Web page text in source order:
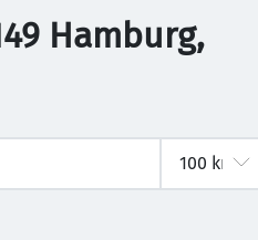
Hamburg,